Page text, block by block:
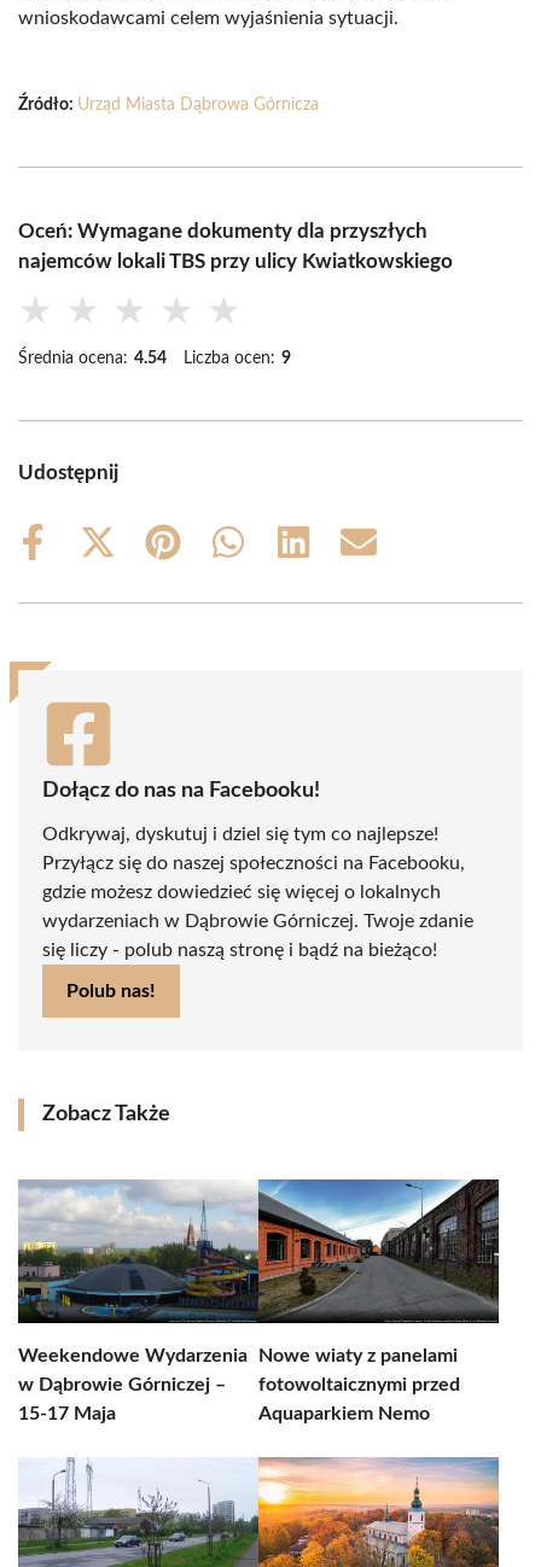
wnioskodawcami celem wyjaśnienia sytuacji.
Źródło: Urząd Miasta Dąbrowa Górnicza
Oceń: Wymagane dokumenty dla przyszłych
najemców lokali TBS przy ulicy Kwiatkowskiego
★ ★ ★ ★ ★
Średnia ocena: 4.54 Liczba ocen: 9
Udostępnij
Share
Share
(Twitter)
Share
Share
Share
Share
Dołącz do nas na Facebooku!
Odkrywaj, dyskutuj i dziel się tym co najlepsze!
Przyłącz się do naszej społeczności na Facebooku,
gdzie możesz dowiedzieć się więcej o lokalnych
wydarzeniach w Dąbrowie Górniczej. Twoje zdanie
się liczy - polub naszą stronę i bądź na bieżąco!
Polub nas!
Zobacz Także
Weekendowe Wydarzenia
w Dąbrowie Górniczej –
15-17 Maja
Nowe wiaty z panelami
fotowoltaicznymi przed
Aquaparkiem Nemo